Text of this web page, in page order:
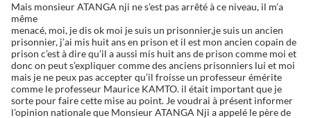
Mais monsieur ATANGA nji ne s’est pas arrêté à ce niveau, il m’a
même
menacé, moi, je dis ok moi je suis un prisonnier,je suis un ancien
prisonnier, j’ai mis huit ans en prison et il est mon ancien copain de
prison c’est à dire qu’il a aussi mis huit ans de prison comme moi et
donc on peut s’expliquer comme des anciens prisonniers lui et moi
mais je ne peux pas accepter qu’il froisse un professeur émérite
comme le professeur Maurice KAMTO. il était important que je
sorte pour faire cette mise au point. Je voudrai à présent informer
l’opinion nationale que Monsieur ATANGA Nji a appelé le père de